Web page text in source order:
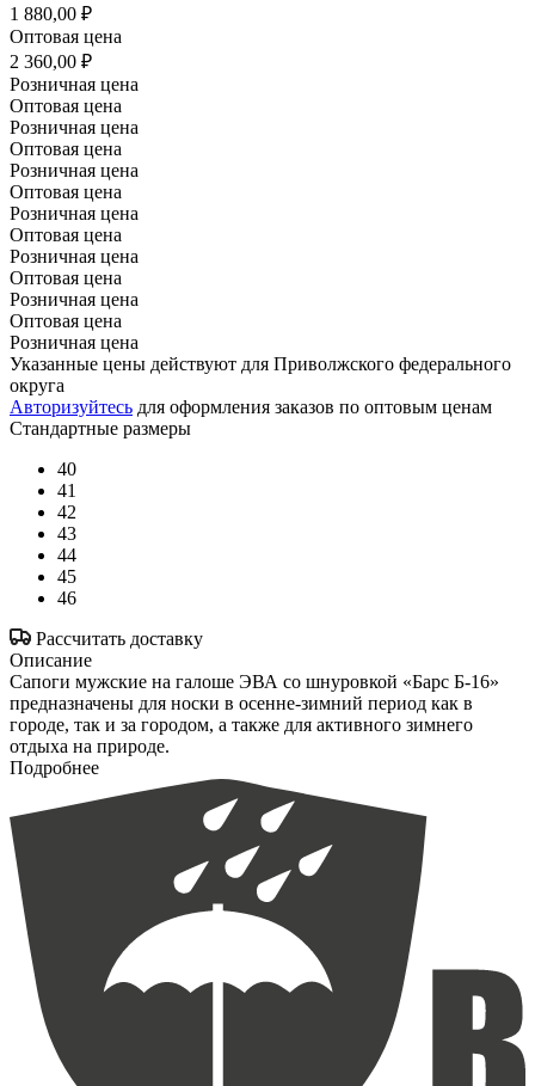
1 880,00 ₽
Оптовая цена
2 360,00 ₽
Розничная цена
Оптовая цена
Розничная цена
Оптовая цена
Розничная цена
Оптовая цена
Розничная цена
Оптовая цена
Розничная цена
Оптовая цена
Розничная цена
Оптовая цена
Розничная цена
Указанные цены действуют для Приволжского федерального
округа
Авторизуйтесь для оформления заказов по оптовым ценам
Стандартные размеры
40
41
42
43
44
45
46
Рассчитать доставку
Описание
Сапоги мужские на галоше ЭВА со шнуровкой «Барс Б-16»
предназначены для носки в осенне-зимний период как в
городе, так и за городом, а также для активного зимнего
отдыха на природе.
Подробнее